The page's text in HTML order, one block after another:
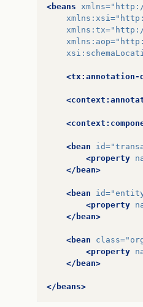
<beans
xmlns="http://
xmlns:xsi=
xmlns:tx=
xmlns:aop=
<tx:annotation-
<bean id=
<property
</bean>
<bean id=
<property
</bean>
<bean class=
<property
</bean>
</beans>